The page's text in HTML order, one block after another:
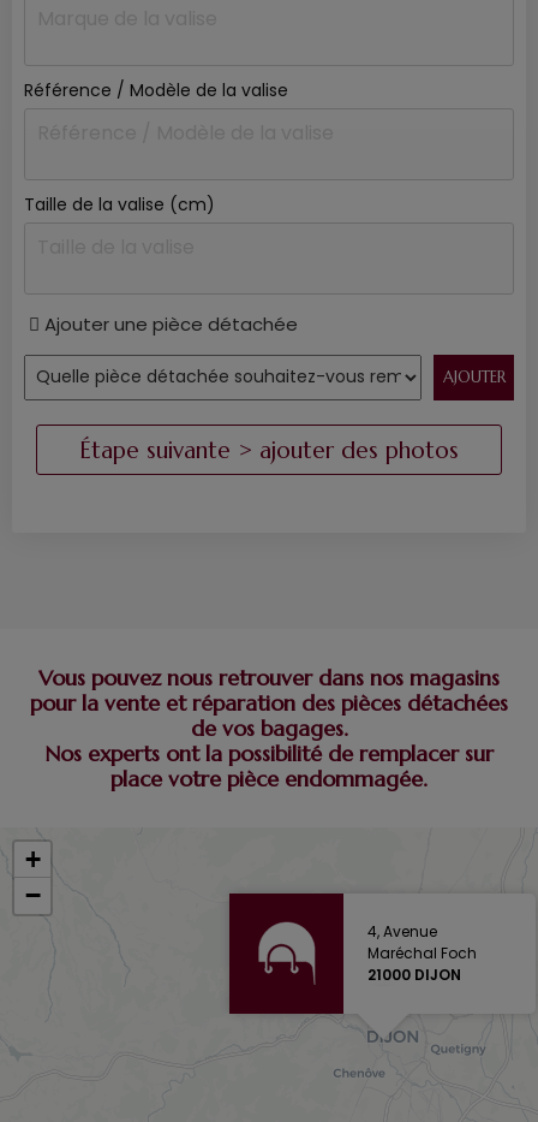
Référence / Modèle de la valise
Taille de la valise (cm)
Ajouter une pièce détachée
Vous pouvez nous retrouver dans nos magasins
pour la vente et réparation des pièces détachées
de vos bagages.
Nos experts ont la possibilité de remplacer sur
place votre pièce endommagée.
4, Avenue
Maréchal Foch
21000 DIJON
+
−